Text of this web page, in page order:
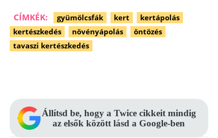
CÍMKÉK: gyümölcsfák kert
kertápolás
kertészkedés
növényápolás
öntözés
tavaszi kertészkedés
Állítsd be, hogy a Twice cikkeit mindig
az elsők között lásd a Google-ben